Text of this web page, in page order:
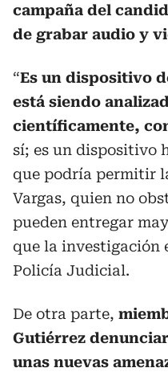
campaña del
de grabar audio y
“Es un dispositivo
está siendo
científicamente,
sí; es un dispositivo
que podría permitir
Vargas, quien no
pueden entregar
que la investigación
Policía Judicial.
De otra parte,
Gutiérrez
unas nuevas